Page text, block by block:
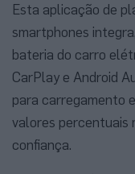
Esta aplicação de
smartphones
bateria do carro
CarPlay e Android
para carregamento
valores percentuais
confiança.